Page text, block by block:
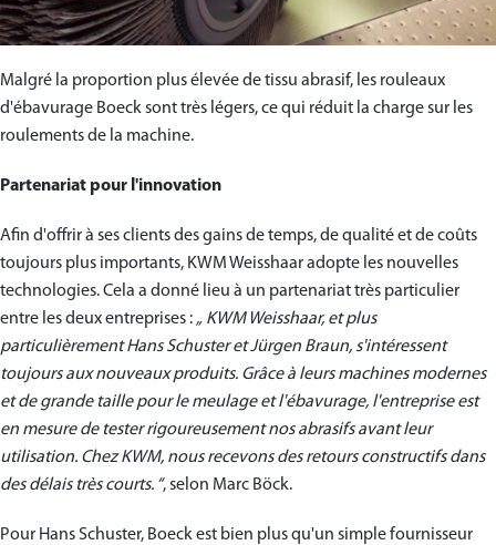
Malgré la proportion plus élevée de tissu abrasif, les rouleaux
d'ébavurage Boeck sont très légers, ce qui réduit la charge sur les
roulements de la machine.
Partenariat pour l'innovation
Afin d'offrir à ses clients des gains de temps, de qualité et de coûts
toujours plus importants, KWM Weisshaar adopte les nouvelles
technologies. Cela a donné lieu à un partenariat très particulier
entre les deux entreprises : „ KWM Weisshaar, et plus
particulièrement Hans Schuster et Jürgen Braun, s'intéressent
toujours aux nouveaux produits. Grâce à leurs machines modernes
et de grande taille pour le meulage et l'ébavurage, l'entreprise est
en mesure de tester rigoureusement nos abrasifs avant leur
utilisation. Chez KWM, nous recevons des retours constructifs dans
des délais très courts. “, selon Marc Böck.
Pour Hans Schuster, Boeck est bien plus qu'un simple fournisseur